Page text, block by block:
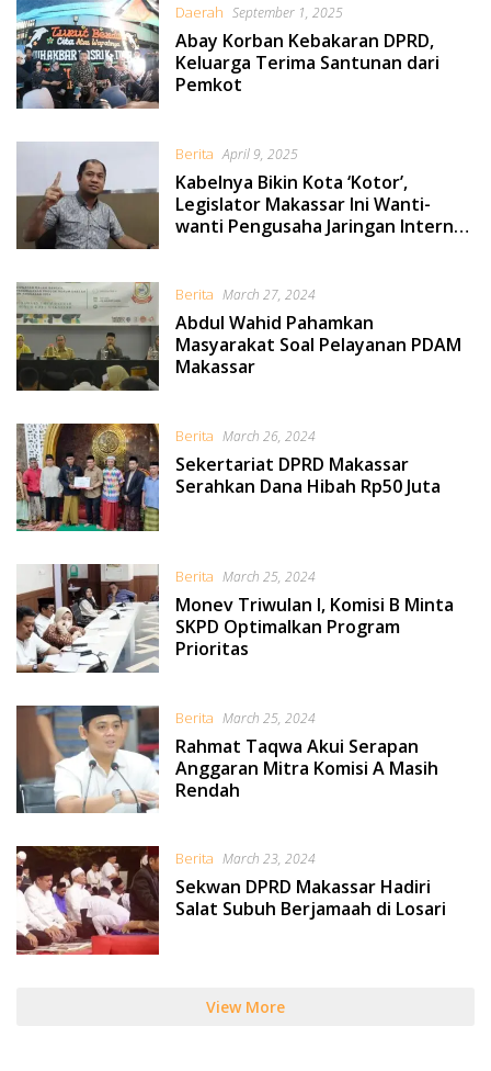
Daerah September 1, 2025
Abay Korban Kebakaran DPRD,
Keluarga Terima Santunan dari
Pemkot
Berita April 9, 2025
Kabelnya Bikin Kota ‘Kotor’,
Legislator Makassar Ini Wanti-
wanti Pengusaha Jaringan Internet
Berita March 27, 2024
Abdul Wahid Pahamkan
Masyarakat Soal Pelayanan PDAM
Makassar
Berita March 26, 2024
Sekertariat DPRD Makassar
Serahkan Dana Hibah Rp50 Juta
Berita March 25, 2024
Monev Triwulan I, Komisi B Minta
SKPD Optimalkan Program
Prioritas
Berita March 25, 2024
Rahmat Taqwa Akui Serapan
Anggaran Mitra Komisi A Masih
Rendah
Berita March 23, 2024
Sekwan DPRD Makassar Hadiri
Salat Subuh Berjamaah di Losari
View More